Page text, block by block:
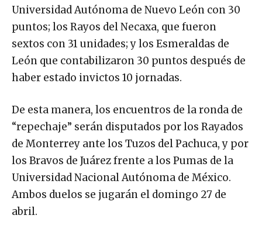
Universidad Autónoma de Nuevo León con 30
puntos; los Rayos del Necaxa, que fueron
sextos con 31 unidades; y los Esmeraldas de
León que contabilizaron 30 puntos después de
haber estado invictos 10 jornadas.
De esta manera, los encuentros de la ronda de
“repechaje” serán disputados por los Rayados
de Monterrey ante los Tuzos del Pachuca, y por
los Bravos de Juárez frente a los Pumas de la
Universidad Nacional Autónoma de México.
Ambos duelos se jugarán el domingo 27 de
abril.